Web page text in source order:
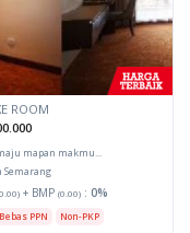
ROOM
mapan makmu...
Semarang
+ BMP (0.00) : 0%
Bebas PPN Non-PKP